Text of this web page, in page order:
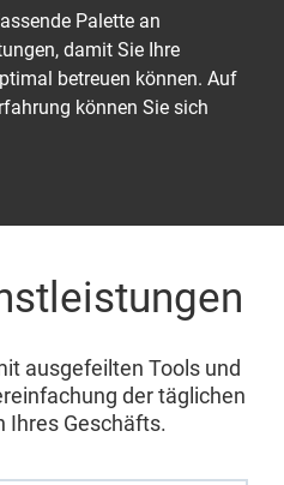
Palette an
damit Sie Ihre
betreuen können. Auf
können Sie sich
ausgefeilten Tools und
der täglichen
Ihres Geschäfts.